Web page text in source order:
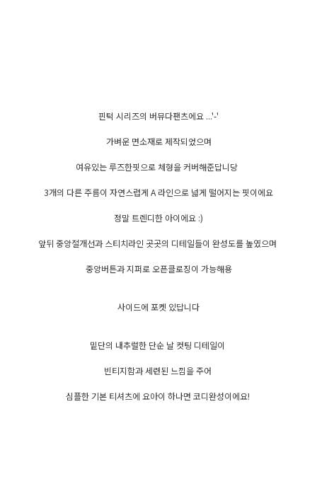
핀턱 시리즈의 버뮤다팬츠에요 ...'-'
가벼운 면소재로 제작되었으며
여유있는 루즈한핏으로 체형을 커버해준답니당
3개의 다른 주름이 자연스럽게 A 라인으로 넓게 떨어지는 핏이에요
정말 트렌디한 아이에요 :)
앞뒤 중앙절개선과 스티치라인 곳곳의 디테일들이 완성도를 높였으며
중앙버튼과 지퍼로 오픈클로징이 가능해용
사이드에 포켓 있답니다
밑단의 내추럴한 단순 날 컷팅 디테일이
빈티지함과 세련된 느낌을 주어
심플한 기본 티셔츠에 요아이 하나면 코디완성이에요!